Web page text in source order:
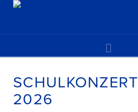
SCHULKONZERT
2026